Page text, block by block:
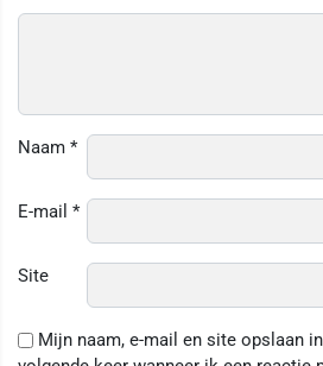
Naam *
E-mail *
Site
Mijn naam, e-mail en site opslaan